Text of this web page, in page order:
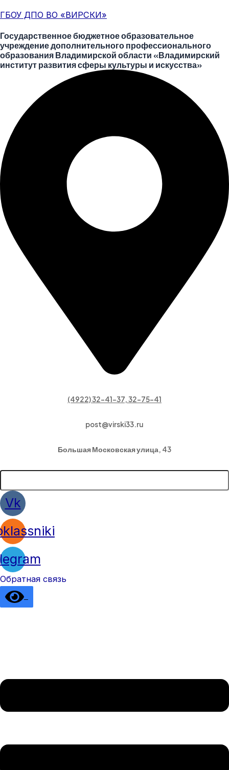
к
содержимому
ГБОУ ДПО ВО «ВИРСКИ»
Государственное бюджетное образовательное
учреждение дополнительного профессионального
образования Владимирской области «Владимирский
институт развития сферы культуры и искусства»
(4922) 32-41-37, 32-75-41
post@virski33.ru
Большая Московская улица, 43
Vk
Обратная связь